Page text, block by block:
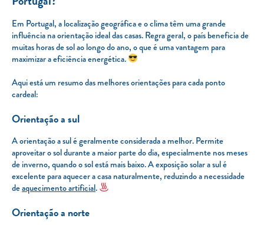
Em Portugal, a localização geográfica e o clima têm uma grande
influência na orientação ideal das casas. Regra geral, o país beneficia de
muitas horas de sol ao longo do ano, o que é uma vantagem para
maximizar a eficiência energética.
Aqui está um resumo das melhores orientações para cada ponto
cardeal:
Orientação a sul
A orientação a sul é geralmente considerada a melhor. Permite
aproveitar o sol durante a maior parte do dia, especialmente nos meses
de inverno, quando o sol está mais baixo. A exposição solar a sul é
excelente para aquecer a casa naturalmente, reduzindo a necessidade
deaquecimento artificial.
Orientação a norte